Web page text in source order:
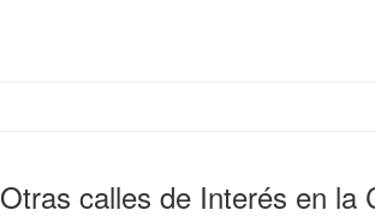
Otras calles de Interés en la